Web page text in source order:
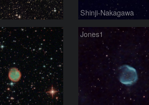
Shinji-Nakagawa
Jones1